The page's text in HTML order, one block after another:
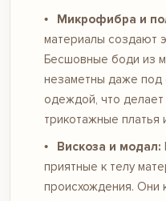
Микрофибра и
материалы создают
Бесшовные боди из
незаметны даже под
одеждой, что
трикотажные
Вискоза и модал:
приятные к телу
происхождения. Они